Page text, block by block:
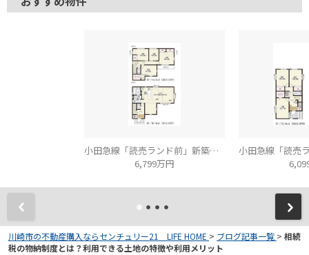
小田急線「読売ランド前」新築分譲
6,799万円
川崎市の不動産購入ならセンチュリー21 LIFE HOME > ブログ記事一覧 > 相続
税の物納制度とは？利用できる土地の特徴や利用メリット